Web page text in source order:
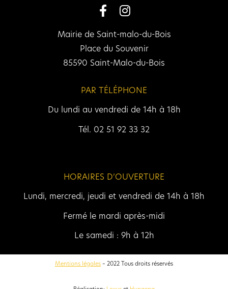
Mairie de Saint-malo-du-Bois
Place du Souvenir
85590 Saint-Malo-du-Bois
PAR TÉLÉPHONE
Du lundi au vendredi de 14h à 18h
Tél. 02 51 92 33 32
HORAIRES D’OUVERTURE
Lundi, mercredi, jeudi et vendredi de 14h à 18h
Fermé le mardi après-midi
Le samedi : 9h à 12h
Mentions légales– 2022 Tous droits réservés